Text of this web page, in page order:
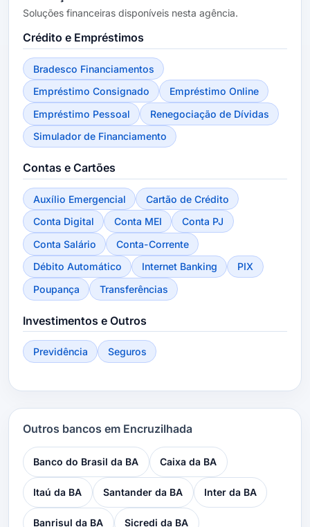
Soluções financeiras disponíveis nesta agência.
Crédito e Empréstimos
Bradesco Financiamentos
Empréstimo Consignado
Empréstimo Online
Empréstimo Pessoal
Renegociação de Dívidas
Simulador de Financiamento
Contas e Cartões
Auxílio Emergencial
Cartão de Crédito
Conta Digital
Conta MEI
Conta PJ
Conta Salário
Conta-Corrente
Débito Automático
Internet Banking
PIX
Poupança
Transferências
Investimentos e Outros
Previdência Seguros
Outros bancos em Encruzilhada
Banco do Brasil da BA Caixa da BA
Itaú da BA Santander da BA Inter da BA
Banrisul da BA Sicredi da BA